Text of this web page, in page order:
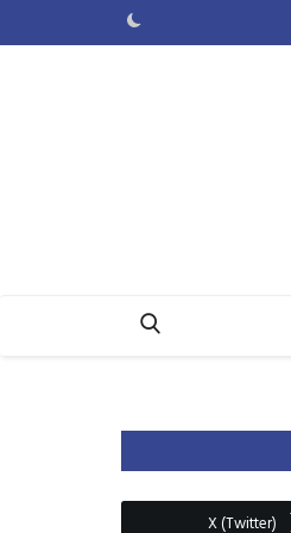
X (Twitter)